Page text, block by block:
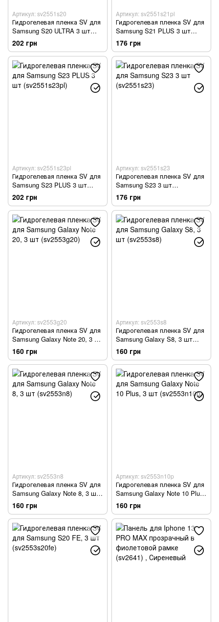
Артикул: sv2551s20
Гидрогелевая пленка SV для
Samsung S20 ULTRA 3 шт
(sv2551s20)
202 грн
Артикул: sv2551s21pl
Гидрогелевая пленка SV для
Samsung S21 PLUS 3 шт
(sv2551s21pl)
176 грн
Артикул: sv2551s23pl
Гидрогелевая пленка SV для
Samsung S23 PLUS 3 шт
(sv2551s23pl)
202 грн
Артикул: sv2551s23
Гидрогелевая пленка SV для
Samsung S23 3 шт
(sv2551s23)
176 грн
Артикул: sv2553g20
Гидрогелевая пленка SV для
Samsung Galaxy Note 20, 3 шт
(sv2553g20)
160 грн
Артикул: sv2553s8
Гидрогелевая пленка SV для
Samsung Galaxy S8, 3 шт
(sv2553s8)
160 грн
Артикул: sv2553n8
Гидрогелевая пленка SV для
Samsung Galaxy Note 8, 3 шт
(sv2553n8)
160 грн
Артикул: sv2553n10p
Гидрогелевая пленка SV для
Samsung Galaxy Note 10 Plus,
3 шт (sv2553n10p)
160 грн